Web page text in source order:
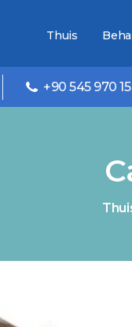
Thuis
+90 545 970